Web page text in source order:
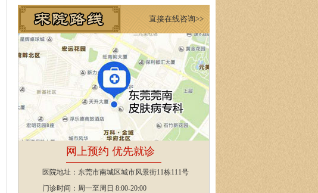
直接在线咨询>>
网上预约 优先就诊
医院地址：东莞市南城区城市风景街11栋111号
门诊时间：周一至周日 8:00-20:00